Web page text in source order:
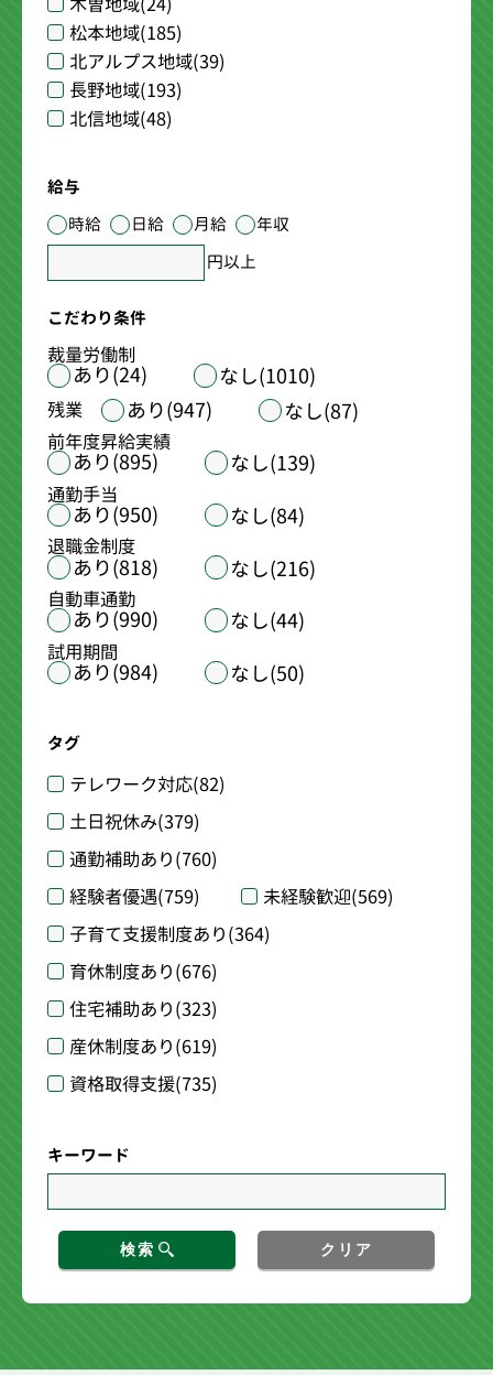
松本地域(185)
北アルプス地域(39)
長野地域(193)
北信地域(48)
給与
時給
日給 月給
年収
円以上
こだわり条件
裁量労働制
あり(24) なし(1010)
残業 あり(947) なし(87)
前年度昇給実績
あり(895) なし(139)
通勤手当
あり(950) なし(84)
退職金制度
あり(818) なし(216)
自動車通勤
あり(990) なし(44)
試用期間
あり(984) なし(50)
タグ
テレワーク対応(82)
土日祝休み(379)
通勤補助あり(760)
経験者優遇(759) 未経験歓迎(569)
子育て支援制度あり(364)
育休制度あり(676)
住宅補助あり(323)
産休制度あり(619)
資格取得支援(735)
キーワード
検索 クリア